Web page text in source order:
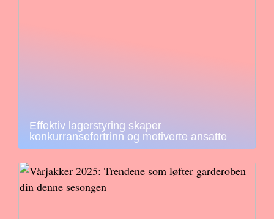
Effektiv lagerstyring skaper
konkurransefortrinn og motiverte ansatte